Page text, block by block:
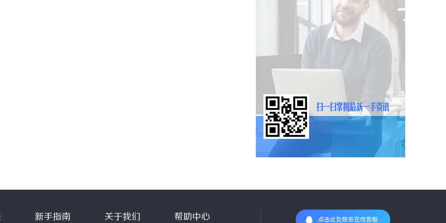
新手指南 关于我们 帮助中心 点击此处联系在线客服